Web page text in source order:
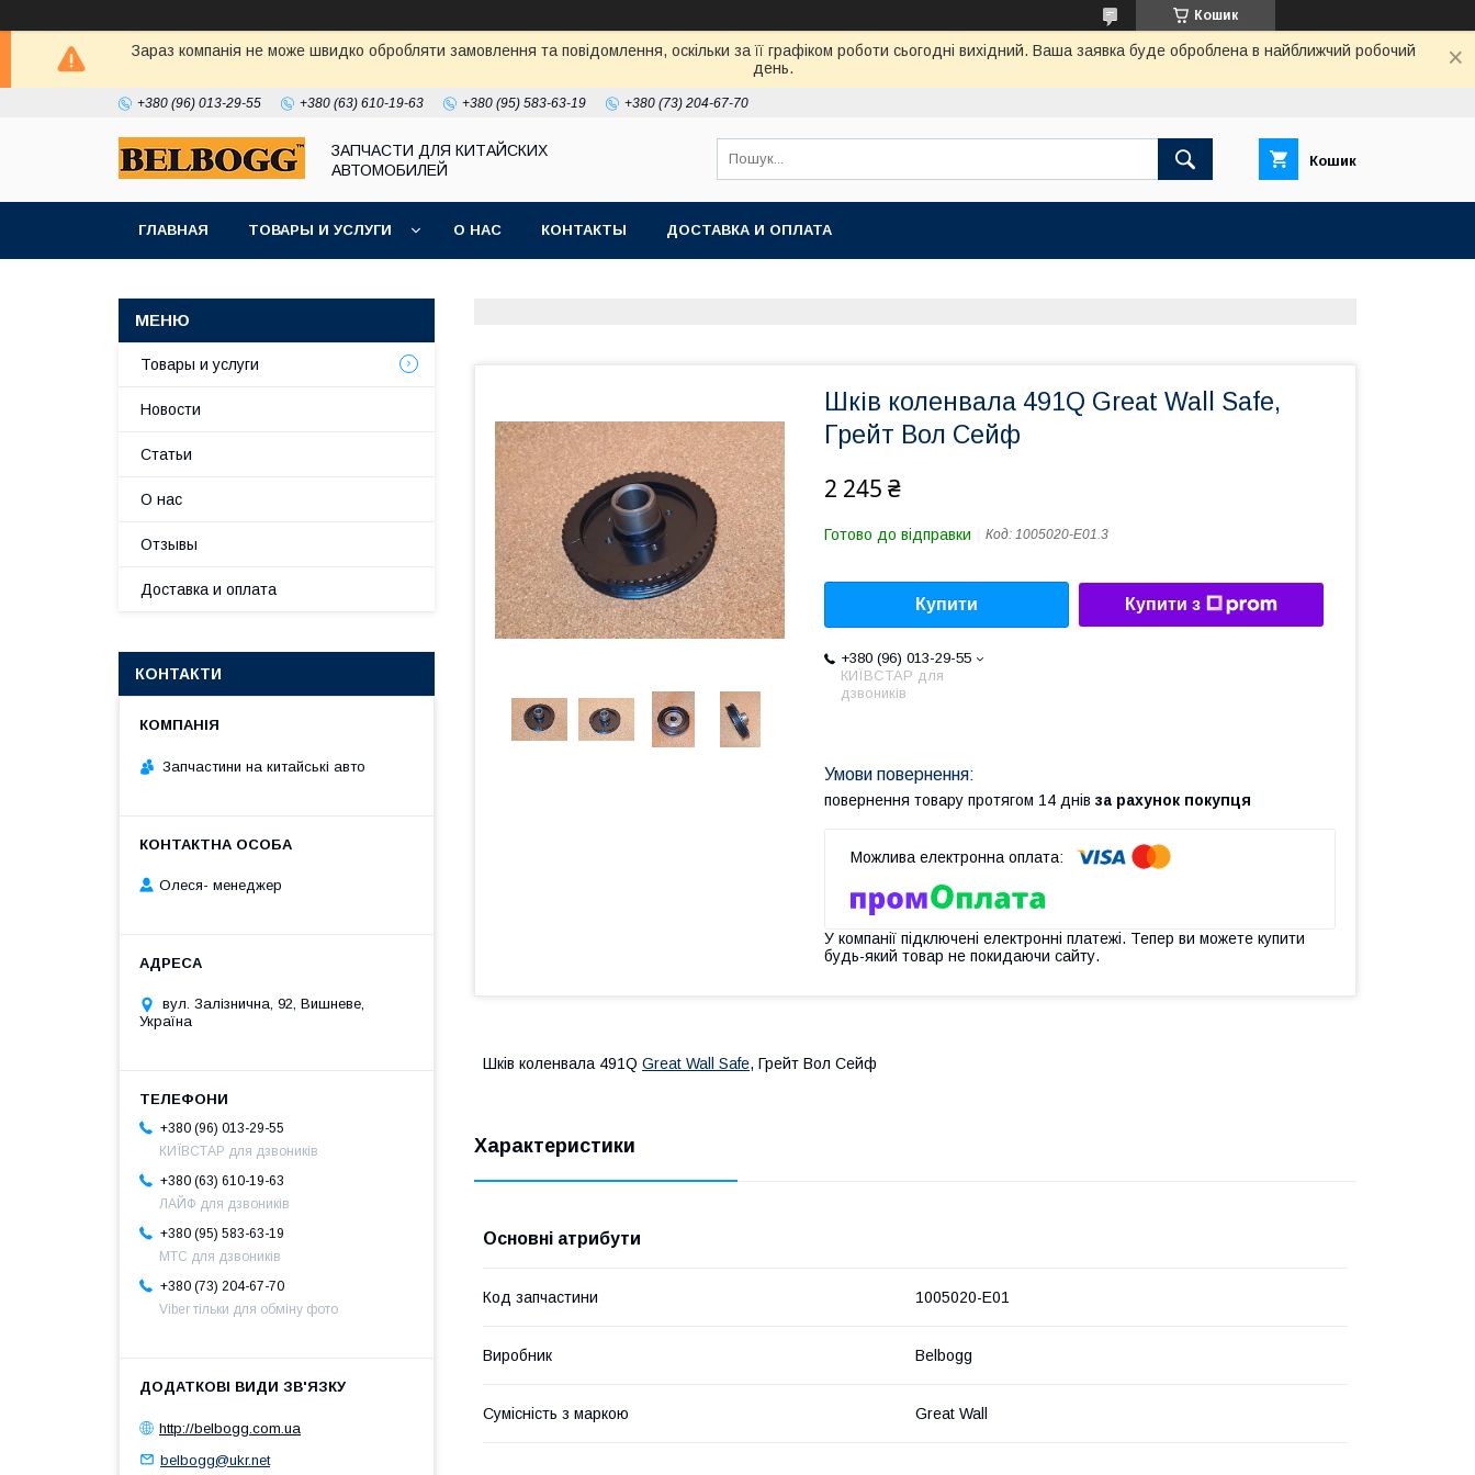
Кошик
Зараз компанія не може швидко обробляти замовлення та повідомлення, оскільки за її графіком роботи сьогодні вихідний. Ваша заявка буде оброблена в найближчий робочий
день.
+380 (96) 013-29-55 +380 (63) 610-19-63 +380 (95) 583-63-19 +380 (73) 204-67-70
ЗАПЧАСТИ ДЛЯ КИТАЙСКИХ
АВТОМОБИЛЕЙ
Кошик
ГЛАВНАЯ ТОВАРЫ И УСЛУГИ О НАС КОНТАКТЫ ДОСТАВКА И ОПЛАТА
Шків коленвала 491Q Great Wall Safe,
Грейт Вол Сейф
2 245 ₴
Готово до відправки Код: 1005020-E01.3
Купити Купити з
+380 (96) 013-29-55
КИЇВСТАР для
дзвоників
повернення товару протягом 14 днів за рахунок покупця
У компанії підключені електронні платежі. Тепер ви можете купити
будь-який товар не покидаючи сайту.
Шків коленвала 491Q Great Wall Safe, Грейт Вол Сейф
Характеристики
Основні атрибути
Код запчастини 1005020-E01
Виробник Belbogg
Сумісність з маркою Great Wall
Товары и услуги
Новости
Статьи
О нас
Отзывы
Доставка и оплата
КОНТАКТИ
Запчастини на китайські авто
Олеся- менеджер
вул. Залізнична, 92, Вишневе,
Україна
+380 (96) 013-29-55
КИЇВСТАР для дзвоників
+380 (63) 610-19-63
ЛАЙФ для дзвоників
+380 (95) 583-63-19
МТС для дзвоників
+380 (73) 204-67-70
Viber тільки для обміну фото
http://belbogg.com.ua
belbogg@ukr.net